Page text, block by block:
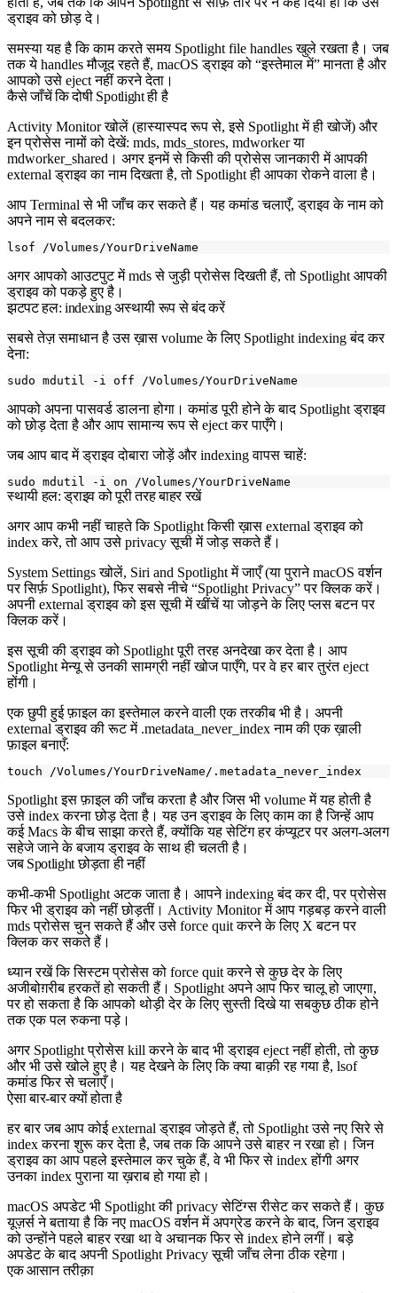
ड्राइव को छोड़ दे।
समस्या यह है कि काम करते समय Spotlight file handles खुले रखता है। जब
तक ये handles मौजूद रहते हैं, macOS ड्राइव को “इस्तेमाल में” मानता है और
आपको उसे eject नहीं करने देता।
कैसे जाँचें कि दोषी Spotlight ही है
Activity Monitor खोलें (हास्यास्पद रूप से, इसे Spotlight में ही खोजें) और
इन प्रोसेस नामों को देखें: mds, mds_stores, mdworkerया
mdworker_shared । अगर इनमें से किसी की प्रोसेस जानकारी में आपकी
external ड्राइव का नाम दिखता है, तो Spotlight ही आपका रोकने वाला है।
आप Terminal से भी जाँच कर सकते हैं। यह कमांड चलाएँ, ड्राइव के नाम को
अपने नाम से बदलकर:
अगर आपको आउटपुट में mds से जुड़ी प्रोसेस दिखती हैं, तो Spotlight आपकी
ड्राइव को पकड़े हुए है।
झटपट हल: indexing अस्थायी रूप से बंद करें
सबसे तेज़ समाधान है उस ख़ास volume के लिए Spotlight indexing बंद कर
देना:
आपको अपना पासवर्ड डालना होगा। कमांड पूरी होने के बाद Spotlight ड्राइव
को छोड़ देता है और आप सामान्य रूप से eject कर पाएँगे।
जब आप बाद में ड्राइव दोबारा जोड़ें और indexing वापस चाहें:
स्थायी हल: ड्राइव को पूरी तरह बाहर रखें
अगर आप कभी नहीं चाहते कि Spotlight किसी ख़ास external ड्राइव को
index करे, तो आप उसे privacy सूची में जोड़ सकते हैं।
System Settings खोलें, Siri and Spotlight में जाएँ (या पुराने macOS वर्शन
पर सिर्फ़ Spotlight), फिर सबसे नीचे “Spotlight Privacy” पर क्लिक करें।
अपनी external ड्राइव को इस सूची में खींचें या जोड़ने के लिए प्लस बटन पर
क्लिक करें।
इस सूची की ड्राइव को Spotlight पूरी तरह अनदेखा कर देता है। आप
Spotlight मेन्यू से उनकी सामग्री नहीं खोज पाएँगे, पर वे हर बार तुरंत eject
होंगी।
एक छुपी हुई फ़ाइल का इस्तेमाल करने वाली एक तरकीब भी है। अपनी
external ड्राइव की रूट में .metadata_never_indexनाम की एक ख़ाली
फ़ाइल बनाएँ:
Spotlight इस फ़ाइल की जाँच करता है और जिस भी volume में यह होती है
उसे index करना छोड़ देता है। यह उन ड्राइव के लिए काम का है जिन्हें आप
कई Macs के बीच साझा करते हैं, क्योंकि यह सेटिंग हर कंप्यूटर पर अलग-अलग
सहेजे जाने के बजाय ड्राइव के साथ ही चलती है।
जब Spotlight छोड़ता ही नहीं
कभी-कभी Spotlight अटक जाता है। आपने indexing बंद कर दी, पर प्रोसेस
फिर भी ड्राइव को नहीं छोड़तीं। Activity Monitor में आप गड़बड़ करने वाली
mds प्रोसेस चुन सकते हैं और उसे force quit करने के लिए X बटन पर
क्लिक कर सकते हैं।
ध्यान रखें कि सिस्टम प्रोसेस को force quit करने से कुछ देर के लिए
अजीबोग़रीब हरकतें हो सकती हैं। Spotlight अपने आप फिर चालू हो जाएगा,
पर हो सकता है कि आपको थोड़ी देर के लिए सुस्ती दिखे या सबकुछ ठीक होने
तक एक पल रुकना पड़े।
अगर Spotlight प्रोसेस kill करने के बाद भी ड्राइव eject नहीं होती, तो कुछ
और भी उसे खोले हुए है। यह देखने के लिए कि क्या बाक़ी रह गया है, lsof
कमांड फिर से चलाएँ।
ऐसा बार-बार क्यों होता है
हर बार जब आप कोई external ड्राइव जोड़ते हैं, तो Spotlight उसे नए सिरे से
index करना शुरू कर देता है, जब तक कि आपने उसे बाहर न रखा हो। जिन
ड्राइव का आप पहले इस्तेमाल कर चुके हैं, वे भी फिर से index होंगी अगर
उनका index पुराना या ख़राब हो गया हो।
macOS अपडेट भी Spotlight की privacy सेटिंग्स रीसेट कर सकते हैं। कुछ
यूज़र्स ने बताया है कि नए macOS वर्शन में अपग्रेड करने के बाद, जिन ड्राइव
को उन्होंने पहले बाहर रखा था वे अचानक फिर से index होने लगीं। बड़े
अपडेट के बाद अपनी Spotlight Privacy सूची जाँच लेना ठीक रहेगा।
एक आसान तरीक़ा